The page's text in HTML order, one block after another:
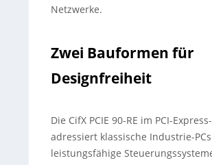
Netzwerke.
Zwei Bauformen für
Designfreiheit
Die CifX PCIE 90-RE im PCI-
adressiert klassische Industrie-
leistungsfähige